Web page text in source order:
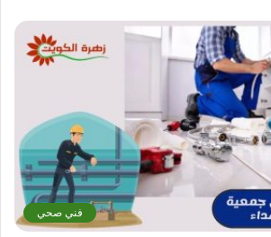
فني صحي